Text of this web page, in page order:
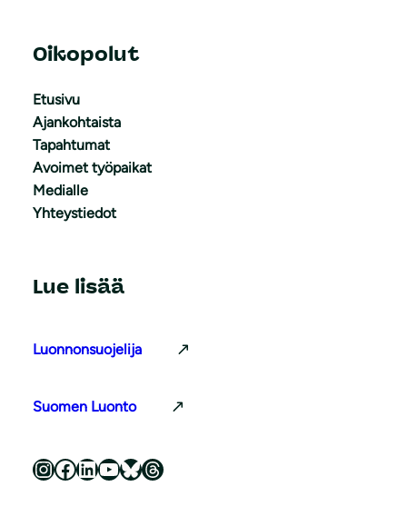
Oikopolut
Etusivu
Ajankohtaista
Tapahtumat
Avoimet työpaikat
Medialle
Yhteystiedot
Lue lisää
Luonnonsuojelija
Suomen Luonto
Luonnonsuojeluliitto Instagramissa Luonnonsuojeluliitto Facebookissa Luonnonsuojeluliitto LinkedInissä Luonnonsuojeluliiton YouTube-kanava Luonnonsuojeluliitto Blueskyssa Luonnonsuojeluliitto Threadsissa